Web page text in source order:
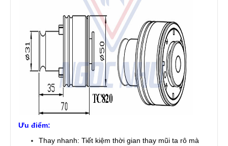
Ưu điểm:
Thay nhanh: Tiết kiệm thời gian thay mũi ta rô mà